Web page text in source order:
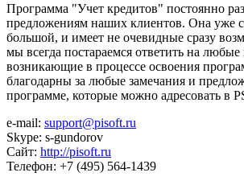
Программа "Учет кредитов" постоянно
предложениям наших клиентов. Она уже
большой, и имеет не очевидные сразу
мы всегда постараемся ответить на
возникающие в процессе освоения
благодарны за любые замечания и
программе, которые можно адресовать в
e-mail: support@pisoft.ru
Skype: s-gundorov
Сайт: http://pisoft.ru
Телефон: +7 (495) 564-1439